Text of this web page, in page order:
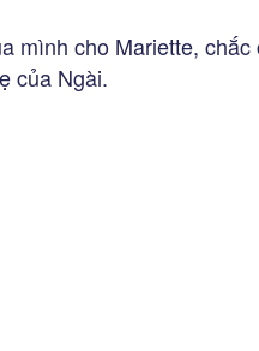
mình cho Mariette,
của Ngài.